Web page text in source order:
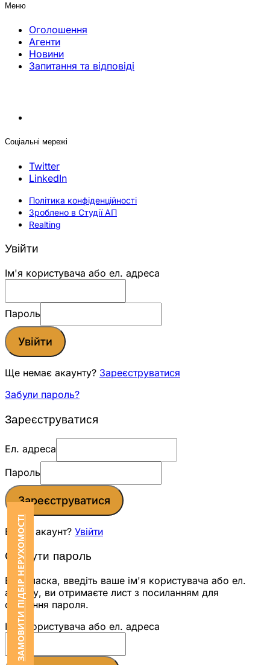
Меню
Оголошення
Агенти
Новини
Запитання та відповіді
Соціальні мережі
Twitter
LinkedIn
Політика конфіденційності
Зроблено в Студії АП
Realting
ЗАМОВИТИ ПІДБІР НЕРУХОМОСТІ
Увійти
Ім'я користувача або ел. адреса
Пароль
Увійти
Ще немає акаунту? Зареєструватися
Забули пароль?
Зареєструватися
Ел. адреса
Пароль
Зареєструватися
Вже є акаунт? Увійти
Скинути пароль
Будь ласка, введіть ваше ім'я користувача або ел.
адресу, ви отримаєте лист з посиланням для
скидання пароля.
Ім'я користувача або ел. адреса